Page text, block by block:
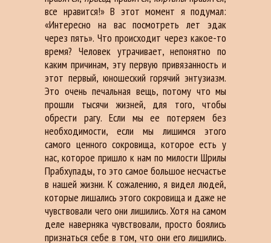
все нравится!» В этот момент я подумал:
«Интересно на вас посмотреть лет эдак
через пять». Что происходит через какое-то
время? Человек утрачивает, непонятно по
каким причинам, эту первую привязанность и
этот первый, юношеский горячий энтузиазм.
Это очень печальная вещь, потому что мы
прошли тысячи жизней, для того, чтобы
обрести рагу. Если мы ее потеряем без
необходимости, если мы лишимся этого
самого ценного сокровища, которое есть у
нас, которое пришло к нам по милости Шрилы
Прабхупады, то это самое большое несчастье
в нашей жизни. К сожалению, я видел людей,
которые лишались этого сокровища и даже не
чувствовали чего они лишились. Хотя на самом
деле наверняка чувствовали, просто боялись
признаться себе в том, что они его лишились.